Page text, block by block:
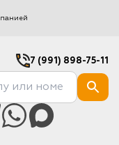
7 (991) 898-75-11